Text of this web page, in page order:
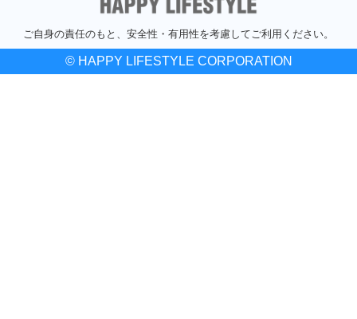
ご自身の責任のもと、安全性・有用性を考慮してご利用ください。
© HAPPY LIFESTYLE CORPORATION